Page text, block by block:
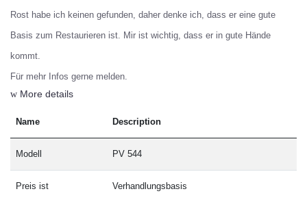
Rost habe ich keinen gefunden, daher denke ich, dass er eine gute
Basis zum Restaurieren ist. Mir ist wichtig, dass er in gute Hände
kommt.
Für mehr Infos gerne melden.
More details
Name Description
Modell PV 544
Preis ist Verhandlungsbasis